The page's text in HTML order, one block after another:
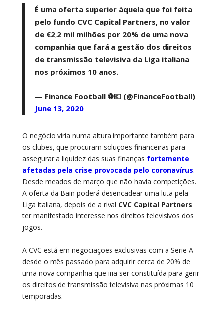
É uma oferta superior àquela que foi feita
pelo fundo CVC Capital Partners, no valor
de €2,2 mil milhões por 20% de uma nova
companhia que fará a gestão dos direitos
de transmissão televisiva da Liga italiana
nos próximos 10 anos.
— Finance Football ⚽️💶 (@FinanceFootball)
June 13, 2020
O negócio viria numa altura importante também para
os clubes, que procuram soluções financeiras para
assegurar a liquidez das suas finanças fortemente
afetadas pela crise provocada pelo coronavírus.
Desde meados de março que não havia competições.
A oferta da Bain poderá desencadear uma luta pela
Liga italiana, depois de a rival CVC Capital Partners
ter manifestado interesse nos direitos televisivos dos
jogos.
A CVC está em negociações exclusivas com a Serie A
desde o mês passado para adquirir cerca de 20% de
uma nova companhia que iria ser constituída para gerir
os direitos de transmissão televisiva nas próximas 10
temporadas.